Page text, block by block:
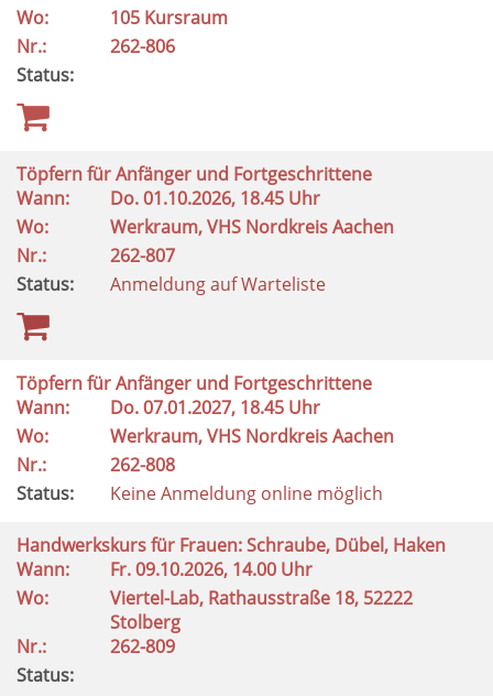
Wo:
105 Kursraum
Nr.:
262-806
Status:
Töpfern für Anfänger und Fortgeschrittene
Wann:
Do.01.10.2026, 18.45 Uhr
Wo:
Werkraum, VHS Nordkreis Aachen
Nr.:
262-807
Status:
Anmeldung auf Warteliste
Töpfern für Anfänger und Fortgeschrittene
Wann:
Do.07.01.2027, 18.45 Uhr
Wo:
Werkraum, VHS Nordkreis Aachen
Nr.:
262-808
Status:
Keine Anmeldung online möglich
Handwerkskurs für Frauen: Schraube, Dübel, Haken
Wann:
Fr.09.10.2026, 14.00 Uhr
Wo:
Viertel-Lab, Rathausstraße 18, 52222
Stolberg
Nr.:
262-809
Status: